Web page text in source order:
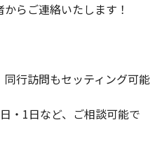
らご連絡いたします！
行訪問もセッティング可能
・1日など、ご相談可能で